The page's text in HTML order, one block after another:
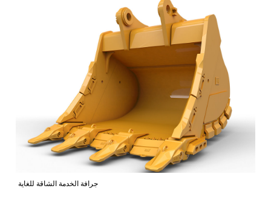
جرافة الخدمة الشاقة للغاية